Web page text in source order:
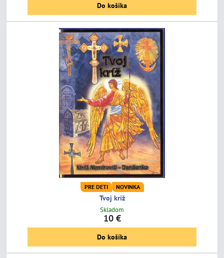
Do košíka
PRE DETI NOVINKA
Tvoj kríž
Skladom
10 €
Do košíka